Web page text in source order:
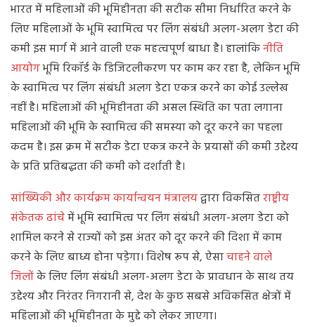
भारत में महिलाओं की भूमिहीनता की सटीक सीमा निर्धारित करने के
लिए महिलाओं के भूमि स्वामित्व पर लिंग संबंधी अलग-अलग डेटा की
कमी इस मार्ग में आने वाली एक महत्वपूर्ण बाधा है। हालांकिनीति
आयोगभूमि रिकॉर्ड के डिजिटलीकरण पर काम कर रहा है, लेकिन भूमि
के स्वामित्व पर लिंग संबंधी अलग डेटा एकत्र करने का कोई उल्लेख
नहीं है। महिलाओं की भूमिहीनता की असल स्थिति का पता लगाना
महिलाओं की भूमि के स्वामित्व की समस्या को दूर करने का पहला
कदम है। इस क्रम में सटीक डेटा एकत्र करने के प्रयासों की कमी उद्देश्य
के प्रति प्रतिबद्धता की कमी को दर्शाती है।
सांख्यिकी और कार्यक्रम कार्यान्वयन मंत्रालयद्वारा विकसितराष्ट्रीय
संकेतक ढांचेमें भूमि स्वामित्व पर लिंग संबंधी अलग-अलग डेटा को
शामिल करने से राज्यों को इस अंतर को दूर करने की दिशा में काम
करने के लिए बाध्य होना पड़ेगा। विशेष रूप से, ऐसाचाहने वाले
जिलोंके लिए लिंग संबंधी अलग-अलग डेटा के प्रावधान के साथ तय
उद्देश्य और निरंतर निगरानी से, देश के कुछ सबसे अविकसित क्षेत्रों में
महिलाओं की भूमिहीनता के मुद्दे को लेकर जाएगा।